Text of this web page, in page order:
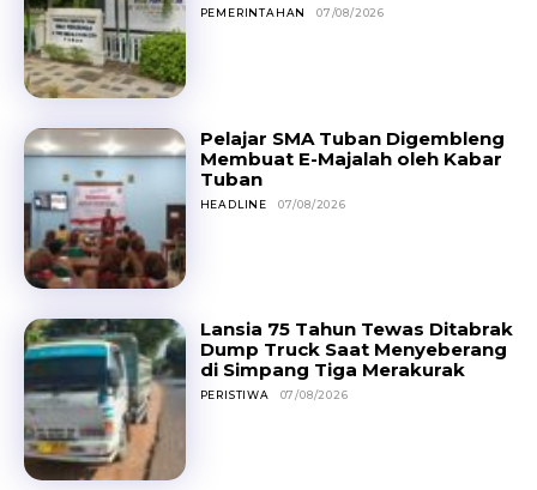
PEMERINTAHAN 07/08/2026
Pelajar SMA Tuban Digembleng
Membuat E-Majalah oleh Kabar
Tuban
HEADLINE 07/08/2026
Lansia 75 Tahun Tewas Ditabrak
Dump Truck Saat Menyeberang
di Simpang Tiga Merakurak
PERISTIWA 07/08/2026